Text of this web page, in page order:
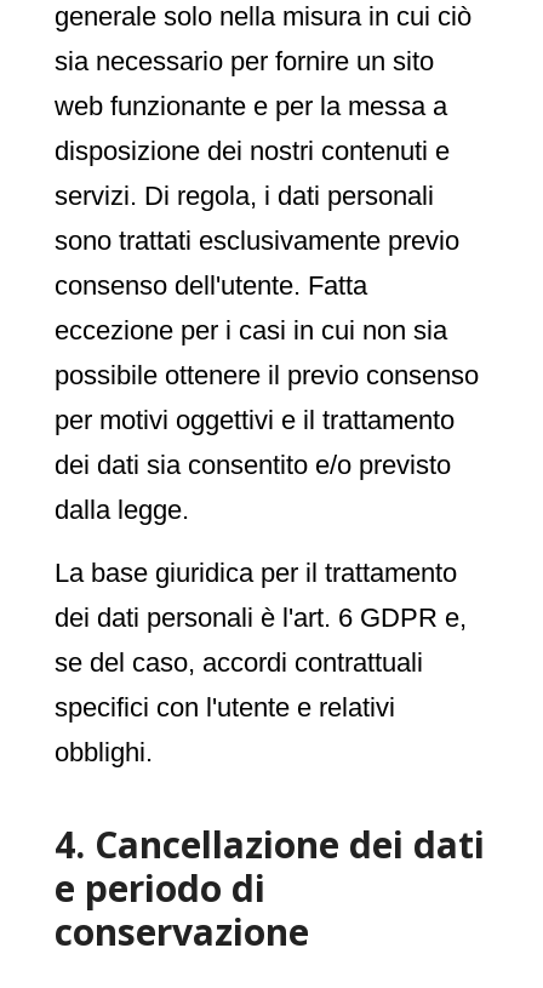
generale solo nella misura in cui ciò
sia necessario per fornire un sito
web funzionante e per la messa a
disposizione dei nostri contenuti e
servizi. Di regola, i dati personali
sono trattati esclusivamente previo
consenso dell'utente. Fatta
eccezione per i casi in cui non sia
possibile ottenere il previo consenso
per motivi oggettivi e il trattamento
dei dati sia consentito e/o previsto
dalla legge.
La base giuridica per il trattamento
dei dati personali è l'art. 6 GDPR e,
se del caso, accordi contrattuali
specifici con l'utente e relativi
obblighi.
4. Cancellazione dei dati
e periodo di
conservazione